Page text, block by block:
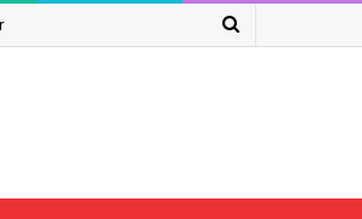
Search